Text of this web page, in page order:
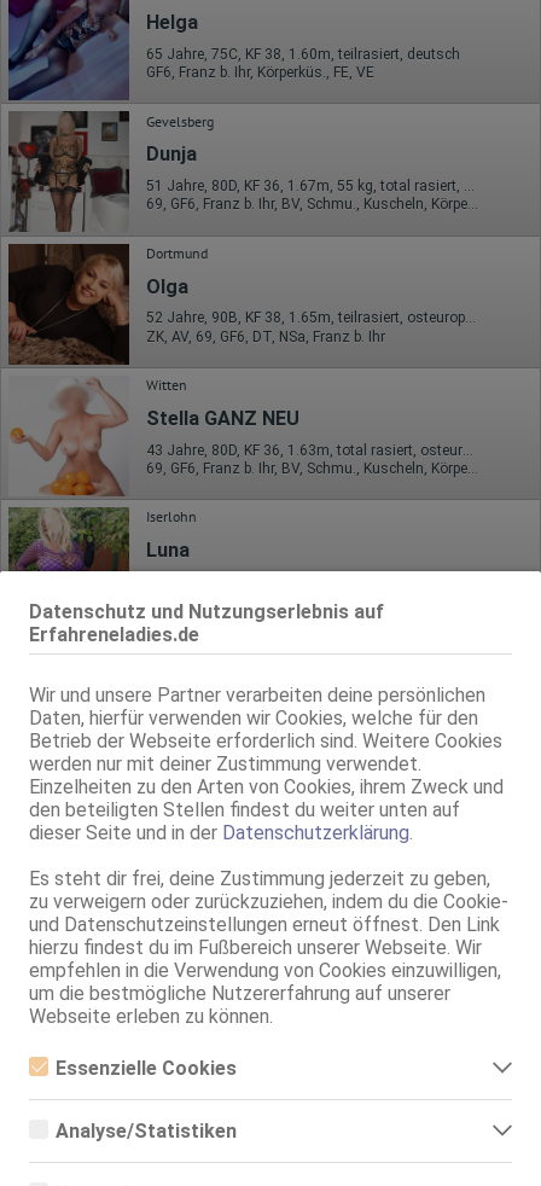
Datenschutz und Nutzungserlebnis auf
Erfahreneladies.de
Wir und unsere Partner verarbeiten deine persönlichen
Daten, hierfür verwenden wir Cookies, welche für den
Betrieb der Webseite erforderlich sind. Weitere Cookies
werden nur mit deiner Zustimmung verwendet.
Einzelheiten zu den Arten von Cookies, ihrem Zweck und
den beteiligten Stellen findest du weiter unten auf
dieser Seite und in der Datenschutzerklärung
Es steht dir frei, deine Zustimmung jederzeit zu geben,
zu verweigern oder zurückzuziehen, indem du die Cookie-
und Datenschutzeinstellungen erneut öffnest. Den Link
hierzu findest du im Fußbereich unserer Webseite. Wir
empfehlen in die Verwendung von Cookies einzuwilligen,
um die bestmögliche Nutzererfahrung auf unserer
Webseite erleben zu können.
Essenzielle Cookies
Essenzielle Cookies sind alle notwendigen Cookies, die für den
ermöglicht werden. Die Webseite kann ohne diese Cookies nicht
Analyse/Statistiken
Analyse- bzw. Statistikcookies sind Cookies, die der Analyse der
Helga
65 Jahre, 75C, KF 38, 1.60m, teilrasiert, deutsch
GF6, Franz b. Ihr, Körperküs., FE, VE
Gevelsberg
Dunja
51 Jahre, 80D, KF 36, 1.67m, 55 kg, total rasiert, mitteleuropäisch
69, GF6, Franz b. Ihr, BV, Schmu., Kuscheln, Körperküs., EL
Dortmund
Olga
52 Jahre, 90B, KF 38, 1.65m, teilrasiert, osteuropäisch
ZK, AV, 69, GF6, DT, NSa, Franz b. Ihr
Witten
Stella GANZ NEU
69, GF6, Franz b. Ihr, BV, Schmu., Kuscheln, Körperküs., DSa
Iserlohn
Luna
ZK, 69, GF6, DT, Franz b. Ihr, BV, Schmu., Kuscheln
Maria
49 Jahre, 80E(DD), KF 38, 1.70m, total rasiert, deutsch
ZK, 69, NSa, Franz b. Ihr, BV, MFF, MMF
Dortmund
MARGO GANZ NEU!
AV, 69, DT, Franz b. Ihr, BV, AV b. Ihm, DSa
Dortmund
Carle Aletta
ZK, 69, GF6, NSa, NSp, BV, Schmu., Kuscheln